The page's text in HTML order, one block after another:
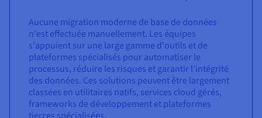
Aucune migration moderne de base de données
n'est effectuée manuellement. Les équipes
s'appuient sur une large gamme d'outils et de
plateformes spécialisés pour automatiser le
processus, réduire les risques et garantir l'intégrité
des données. Ces solutions peuvent être largement
classées en utilitaires natifs, services cloud gérés,
frameworks de développement et plateformes
tierces spécialisées.